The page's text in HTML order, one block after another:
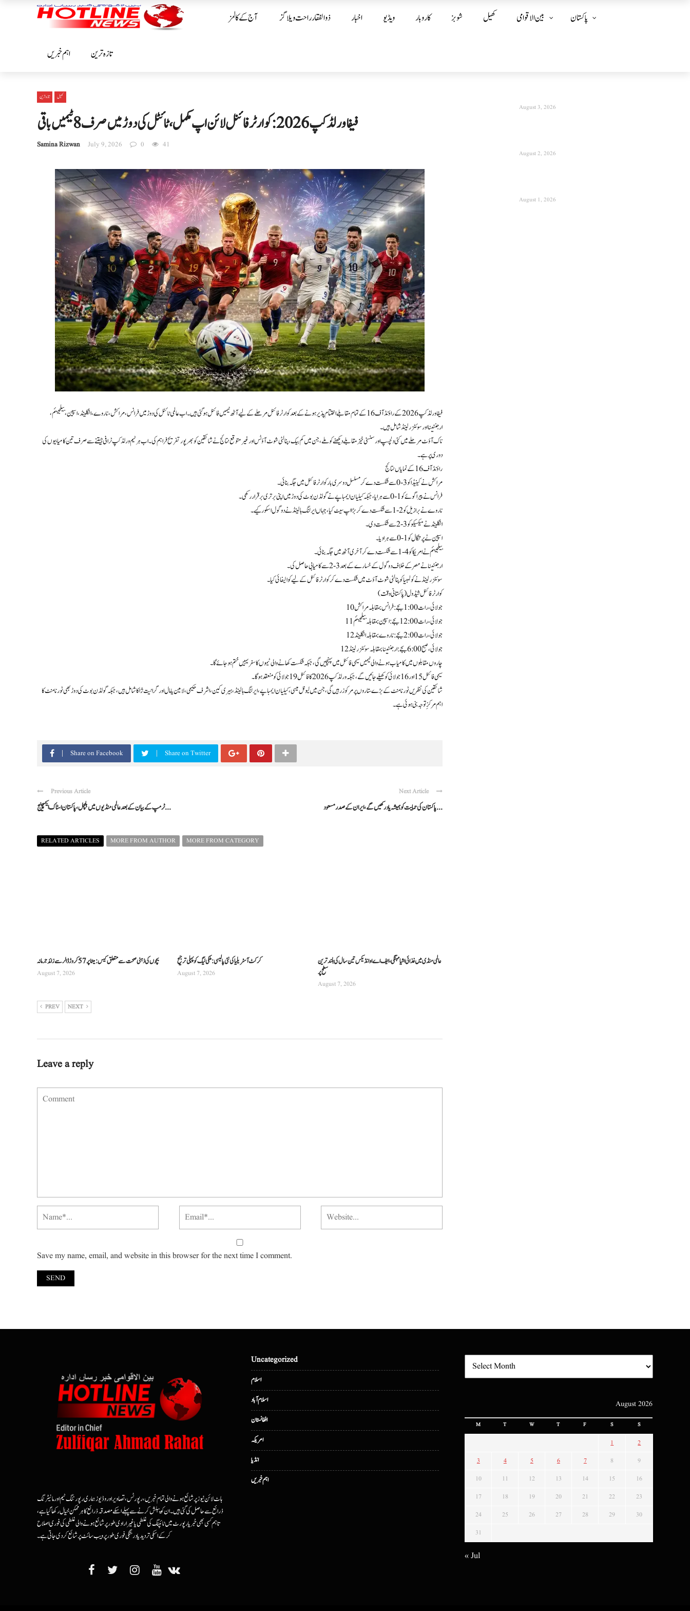
آج کے کالمز ذوالفقار راحت ویلاگز اخبار ویڈیو کاروبار شوبز کھیل بین الا قوامی پاکستان
اہم خبریں تازہ ترین
تازہ ترین کھیل
فیفا ورلڈ کپ 2026: کوارٹر فائنل لائن اپ مکمل، ٹائٹل کی دوڑ میں صرف 8 ٹیمیں باقی
Samina Rizwan July 9, 2026 0 41
فیفا ورلڈ کپ 2026 کے راؤنڈ آف 16 کے تمام مقابلے اختتام پذیر ہونے کے بعد کوارٹر فائنل مرحلے کے لیے آٹھ ٹیمیں فائنل ہو گئی ہیں۔ اب عالمی ٹائٹل کی دوڑ میں فرانس، مراکش، ناروے، انگلینڈ، اسپین، بیلجیئم،
ارجنٹینا اور سوئٹزرلینڈ شامل ہیں۔
ناک آؤٹ مرحلے میں کئی دلچسپ اور سنسنی خیز مقابلے دیکھنے کو ملے، جن میں کم بیک، پنالٹی شوٹ آؤٹس اور غیر متوقع نتائج نے شائقین کو بھرپور تفریح فراہم کی۔ اب ہر ٹیم ورلڈ کپ ٹرافی جیتنے سے صرف تین کامیابیوں کی
دوری پر ہے۔
راؤنڈ آف 16 کے نمایاں نتائج
مراکش نے کینیڈا کو 3-0 سے شکست دے کر مسلسل دوسری بار کوارٹر فائنل میں جگہ بنائی۔
فرانس نے پیراگوئے کو 1-0 سے ہرایا، جبکہ کیلیان ایمباپے نے گولڈن بوٹ کی دوڑ میں اپنی برتری برقرار رکھی۔
ناروے نے برازیل کو 2-1 سے شکست دے کر بڑا اپ سیٹ کیا، جہاں ایرلنگ ہالینڈ نے دو گول اسکور کیے۔
انگلینڈ نے میکسیکو کو 3-2 سے شکست دی۔
اسپین نے پرتگال کو 1-0 سے ہرا دیا۔
بیلجیئم نے امریکا کو 4-1 سے شکست دے کر آخری آٹھ میں جگہ بنائی۔
ارجنٹینا نے مصر کے خلاف دو گول کے خسارے کے بعد 3-2 سے کامیابی حاصل کی۔
سوئٹزرلینڈ نے کولمبیا کو پنالٹی شوٹ آؤٹ میں شکست دے کر کوارٹر فائنل کے لیے کوالیفائی کیا۔
کوارٹر فائنل شیڈول (پاکستانی وقت)
10 جولائی، رات 1:00 بجے: فرانس بمقابلہ مراکش
11 جولائی، رات 12:00 بجے: اسپین بمقابلہ بیلجیئم
12 جولائی، رات 2:00 بجے: ناروے بمقابلہ انگلینڈ
12 جولائی، صبح 6:00 بجے: ارجنٹینا بمقابلہ سوئٹزرلینڈ
چاروں مقابلوں میں کامیاب ہونے والی ٹیمیں سیمی فائنل میں پہنچیں گی، جبکہ شکست کھانے والی ٹیموں کا سفر یہیں ختم ہو جائے گا۔
سیمی فائنل 15 اور 16 جولائی کو کھیلے جائیں گے، جبکہ ورلڈ کپ 2026 کا فائنل 19 جولائی کو منعقد ہوگا۔
شائقین کی نظریں ٹورنامنٹ کے بڑے ستاروں پر مرکوز رہیں گی، جن میں لیونل میسی، کیلیان ایمباپے، ایرلنگ ہالینڈ، ہیری کین، اشرف حکیمی، لامین یامال اور گرانیت ژاکا شامل ہیں، جبکہ گولڈن بوٹ کی دوڑ بھی ٹورنامنٹ کا
اہم مرکزِ توجہ بنی ہوئی ہے۔
Share on Facebook Share on Twitter
Previous Article
ٹرمپ کے بیان کے بعد عالمی منڈیوں میں ہلچل، پاکستان اسٹاک ایکسچینج ...
Next Article
پاکستان کی حمایت کو ہمیشہ یاد رکھیں گے، ایران کے صدر مسعود ...
RELATED ARTICLES MORE FROM AUTHOR MORE FROM CATEGORY
بچوں کی ذہنی صحت سے متعلق کیس: میٹا پر 57 کروڑ ڈالر سے زائد جرمانہ
August 7, 2026
کرکٹ آسٹریلیا کی نئی پالیسی: ملکی لیگ کو پہلی ترجیح
August 7, 2026
عالمی منڈی میں غذائی اشیا مہنگی، ایف اے او انڈیکس تین سال کی بلند ترین
سطح پر
August 7, 2026
PREV NEXT
Leave a reply
Save my name, email, and website in this browser for the next time I comment.
August 3, 2026
August 2, 2026
August 1, 2026
ہاٹ لائن نیوز پر شائع ہونے والی تمام خبریں، رپورٹس، تصاویر اور وڈیوز ہماری رپورٹنگ ٹیم اور مانیٹرنگ
ذرائع سے حاصل کی گئی ہیں۔ ان کو پبلش کرنے سے پہلے اسکے مصدقہ ذرائع کا ہرممکن خیال رکھا گیا ہے،
تاہم کسی بھی خبر یا رپورٹ میں ٹائپنگ کی غلطی یا غیرارادی طور پر شائع ہونے والی غلطی کی فوری اصلاح
کرکے اسکی تردید یا درستگی فوری طور پر ویب سائٹ پر شائع کردی جاتی ہے۔
Uncategorized
اسلام
اسلام آباد
افغانستان
امریکہ
انڈیا
اہم خبریں
August 2026
M T W T F S S
1 2
3 4 5 6 7 8 9
10 11 12 13 14 15 16
17 18 19 20 21 22 23
24 25 26 27 28 29 30
31
« Jul